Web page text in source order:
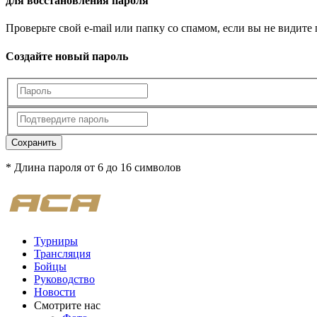
Проверьте свой e-mail или папку со спамом, если вы не видите
Создайте новый пароль
Сохранить
* Длина пароля от 6 до 16 символов
Турниры
Трансляция
Бойцы
Руководство
Новости
Смотрите нас